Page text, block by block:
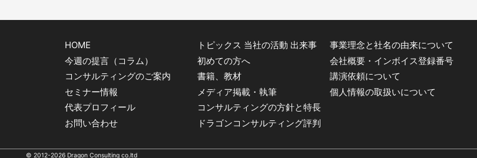
HOME
今週の提言（コラム）
コンサルティングのご案内
セミナー情報
代表プロフィール
お問い合わせ
トピックス 当社の活動 出来事
初めての方へ
書籍、教材
メディア掲載・執筆
コンサルティングの方針と特長
ドラゴンコンサルティング評判
事業理念と社名の由来について
会社概要・インボイス登録番号
講演依頼について
個人情報の取扱いについて
© 2012-2026 Dragon Consulting co.ltd